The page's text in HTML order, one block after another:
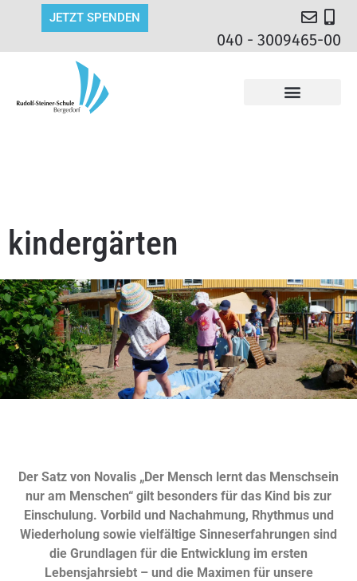
JETZT SPENDEN
040 - 3009465-00
kindergärten
Der Satz von Novalis „Der Mensch lernt das Menschsein
nur am Menschen“ gilt besonders für das Kind bis zur
Einschulung. Vorbild und Nachahmung, Rhythmus und
Wiederholung sowie vielfältige Sinneserfahrungen sind
die Grundlagen für die Entwicklung im ersten
Lebensjahrsiebt – und die Maximen für unsere